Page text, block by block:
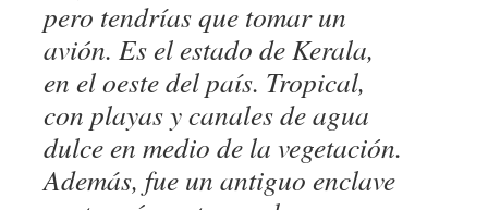
pero tendrías que tomar un
avión. Es el estado de Kerala,
en el oeste del país. Tropical,
con playas y canales de agua
dulce en medio de la vegetación.
Además, fue un antiguo enclave